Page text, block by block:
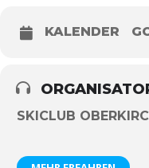
KALENDER
SKICLUB